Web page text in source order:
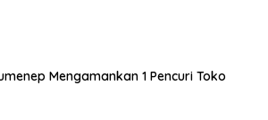
Mengamankan 1 Pencuri Toko